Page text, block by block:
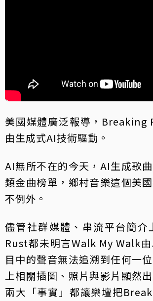
美國媒體廣泛報導，Breaking
由生成式AI技術驅動。
AI無所不在的今天，AI生成歌
類金曲榜單，鄉村音樂這個美
不例外。
儘管社群媒體、串流平台簡
Rust都未明言Walk My Walk
目中的聲音無法追溯到任何一
上相關插圖、照片與影片顯然
兩大「事實」都讓樂壇把